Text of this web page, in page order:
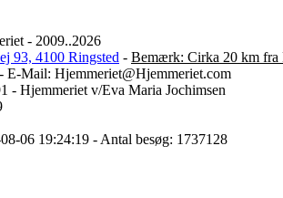
- 2009..2026
93, 4100 Ringsted - Bemærk: Cirka 20 km fra
E-Mail: Hjemmeriet@Hjemmeriet.com
- Hjemmeriet v/Eva Maria Jochimsen
06 19:24:19 - Antal besøg: 1737128